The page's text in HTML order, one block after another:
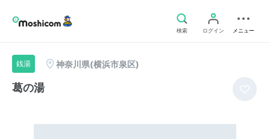
検索 ログイン メニュー
銭湯 神奈川県(横浜市泉区)
葛の湯